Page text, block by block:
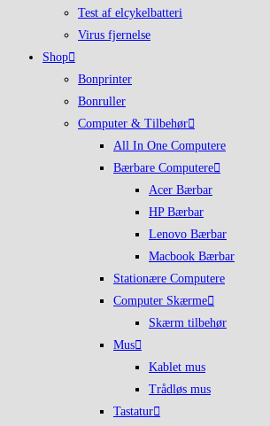
Test af elcykelbatteri
Virus fjernelse
Shop
Bonprinter
Bonruller
Computer & Tilbehør
All In One Computere
Bærbare Computere
Acer Bærbar
HP Bærbar
Lenovo Bærbar
Macbook Bærbar
Stationære Computere
Computer Skærme
Skærm tilbehør
Mus
Kablet mus
Trådløs mus
Tastatur